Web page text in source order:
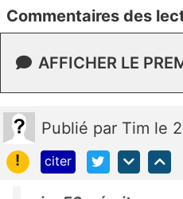
Commentaires des
AFFICHER LE
Publié par Tim le
!
citer